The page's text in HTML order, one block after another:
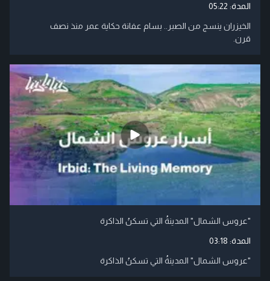
المدة: 05:22
الخيزران ينسج من الصبر.. بسام عفانة حكاية عمر منذ نصف
قرن.
"عروس الشمال" المدينةُ التي تسكنُ الذاكرة
المدة: 03:18
"عروس الشمال" المدينةُ التي تسكنُ الذاكرة